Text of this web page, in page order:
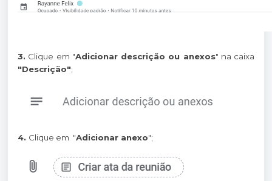
3. Clique em "Adicionar descrição ou anexos" na caixa
"Descrição";
4. Clique em "Adicionar anexo";